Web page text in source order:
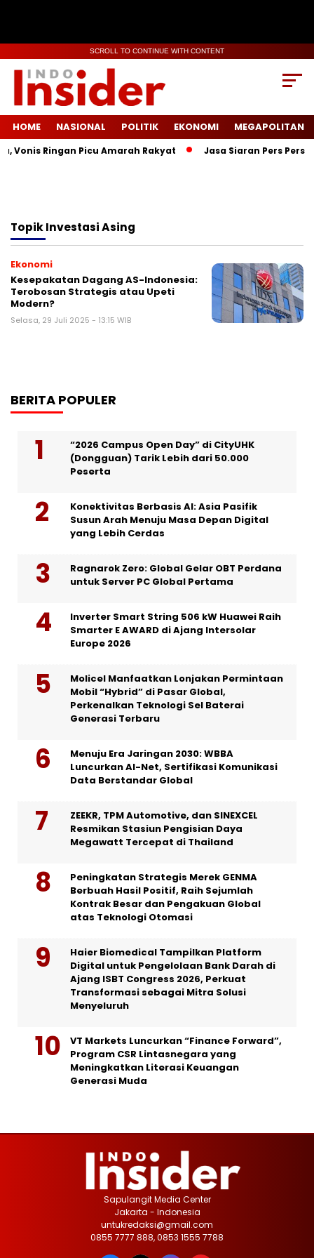
SCROLL TO CONTINUE WITH CONTENT
HOME NASIONAL POLITIK EKONOMI MEGAPOLITAN
Vonis Ringan Picu Amarah Rakyat Jasa Siaran Pers
TopikInvestasi Asing
Ekonomi
Kesepakatan Dagang AS-Indonesia:
Terobosan Strategis atau Upeti
Modern?
Selasa, 29 Juli 2025 - 13:15 WIB
BERITA POPULER
“2026 Campus Open Day” di CityUHK
(Dongguan) Tarik Lebih dari 50.000
Peserta
Konektivitas Berbasis AI: Asia Pasifik
Susun Arah Menuju Masa Depan Digital
yang Lebih Cerdas
Ragnarok Zero: Global Gelar OBT Perdana
untuk Server PC Global Pertama
Inverter Smart String 506 kW Huawei Raih
Smarter E AWARD di Ajang Intersolar
Europe 2026
Molicel Manfaatkan Lonjakan Permintaan
Mobil “Hybrid” di Pasar Global,
Perkenalkan Teknologi Sel Baterai
Generasi Terbaru
Menuju Era Jaringan 2030: WBBA
Luncurkan AI-Net, Sertifikasi Komunikasi
Data Berstandar Global
ZEEKR, TPM Automotive, dan SINEXCEL
Resmikan Stasiun Pengisian Daya
Megawatt Tercepat di Thailand
Peningkatan Strategis Merek GENMA
Berbuah Hasil Positif, Raih Sejumlah
Kontrak Besar dan Pengakuan Global
atas Teknologi Otomasi
Haier Biomedical Tampilkan Platform
Digital untuk Pengelolaan Bank Darah di
Ajang ISBT Congress 2026, Perkuat
Transformasi sebagai Mitra Solusi
Menyeluruh
VT Markets Luncurkan “Finance Forward”,
Program CSR Lintasnegara yang
Meningkatkan Literasi Keuangan
Generasi Muda
Sapulangit Media Center
Jakarta - Indonesia
untukredaksi@gmail.com
0855 7777 888, 0853 1555 7788